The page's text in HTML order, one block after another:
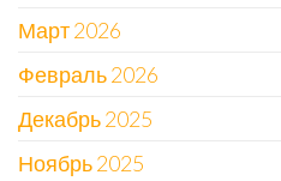
Март 2026
Февраль 2026
Декабрь 2025
Ноябрь 2025